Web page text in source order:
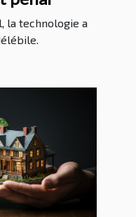
la technologie a